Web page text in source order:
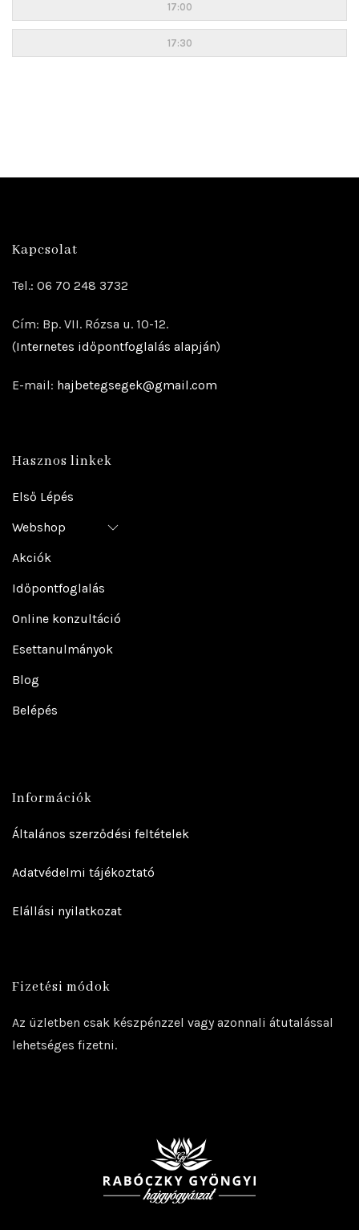
17:00
17:30
Kapcsolat
Tel.: 06 70 248 3732
Cím: Bp. VII. Rózsa u. 10-12.
(Internetes időpontfoglalás alapján)
E-mail: hajbetegsegek@gmail.com
Hasznos linkek
Első Lépés
Webshop
Akciók
Időpontfoglalás
Online konzultáció
Esettanulmányok
Blog
Belépés
Információk
Általános szerződési feltételek
Adatvédelmi tájékoztató
Elállási nyilatkozat
Fizetési módok
Az üzletben csak készpénzzel vagy azonnali átutalással
lehetséges fizetni.